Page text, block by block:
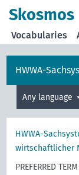
Skosmos
Vocabularies
HWWA-
Any language
HWWA-
wirtschaftlicher
PREFERRED TERM